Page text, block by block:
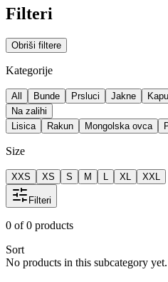
Filteri
Obriši filtere
Kategorije
All Bunde Prsluci Jakne
Na zalihi
Lisica
Rakun Mongolska ovca
Size
XXS XS S M L XL XXL
Filteri
0 of0 products
Sort
No products in this subcategory yet.